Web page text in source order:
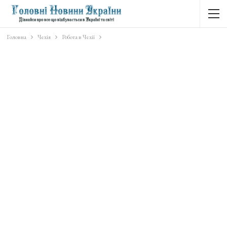
Головна Чехія Робота в Чехії